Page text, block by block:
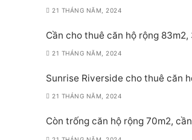
21 THÁNG NĂM, 2024
Cần cho thuê căn hộ rộng
21 THÁNG NĂM, 2024
Sunrise Riverside cho thuê căn
21 THÁNG NĂM, 2024
Còn trống căn hộ rộng 70m2,